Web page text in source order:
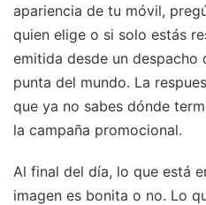
apariencia de tu móvil,
quien elige o si solo estás
emitida desde un despacho
punta del mundo. La
que ya no sabes dónde
la campaña promocional.
Al final del día, lo que está
imagen es bonita o no. Lo